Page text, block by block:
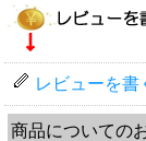
レビューを書
商品についての